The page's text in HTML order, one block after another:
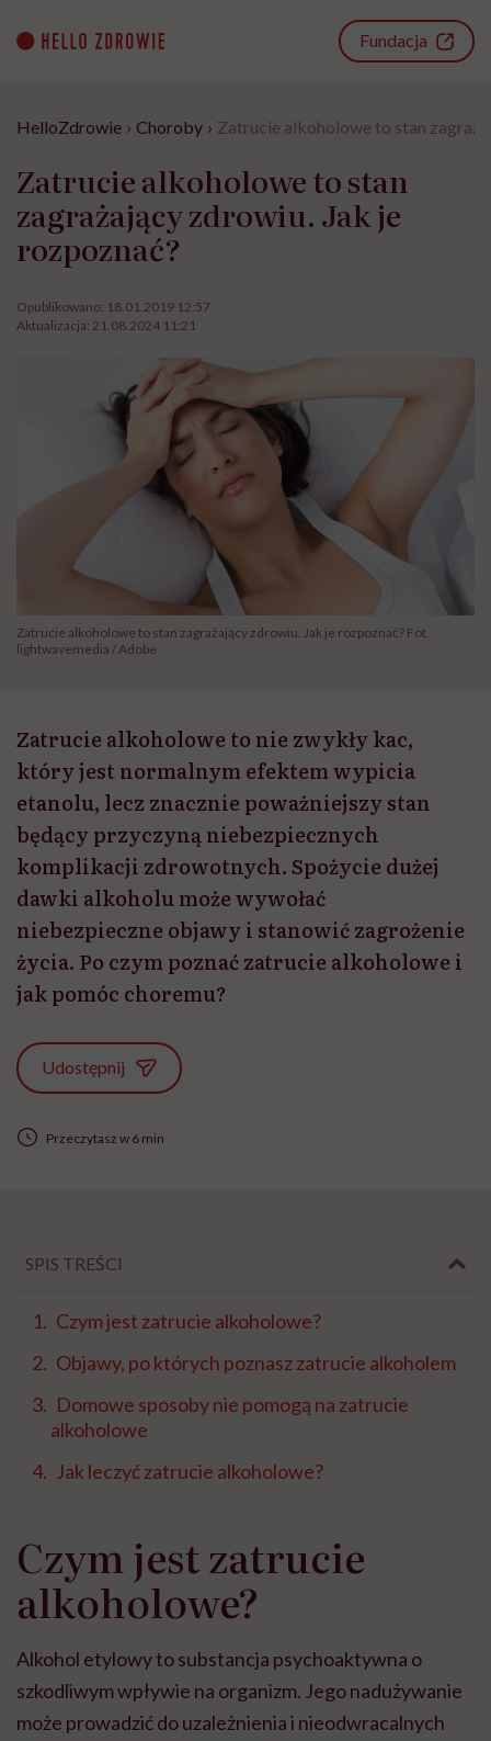
content
Fundacja
HelloZdrowie › Choroby › Zatrucie alkoholowe to stan
Zatrucie alkoholowe to stan
zagrażający zdrowiu. Jak je
rozpoznać?
Opublikowano: 18.01.2019 12:57
Aktualizacja: 21.08.2024 11:21
Zatrucie alkoholowe to stan zagrażający zdrowiu. Jak je rozpoznać? Fot.
lightwavemedia / Adobe
Zatrucie alkoholowe to nie zwykły kac,
który jest normalnym efektem wypicia
etanolu, lecz znacznie poważniejszy stan
będący przyczyną niebezpiecznych
komplikacji zdrowotnych. Spożycie dużej
dawki alkoholu może wywołać
niebezpieczne objawy i stanowić zagrożenie
życia. Po czym poznać zatrucie alkoholowe i
jak pomóc choremu?
Udostępnij
Przeczytasz w 6 min
SPIS TREŚCI
Czym jest zatrucie alkoholowe?
Objawy, po których poznasz zatrucie alkoholem
Domowe sposoby nie pomogą na zatrucie
alkoholowe
Jak leczyć zatrucie alkoholowe?
Czym jest zatrucie
alkoholowe?
Alkohol etylowy to substancja psychoaktywna o
szkodliwym wpływie na organizm. Jego nadużywanie
może prowadzić do uzależnienia i nieodwracalnych